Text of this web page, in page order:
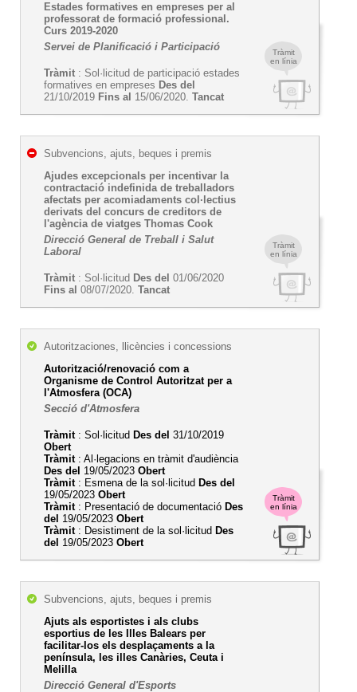
Tràmit
en línia
Estades formatives en empreses per al
professorat de formació professional.
Curs 2019-2020
Servei de Planificació i Participació
Tràmit : Sol·licitud de participació estades
formatives en empreses Des del
21/10/2019 Fins al 15/06/2020. Tancat
Tràmit
en línia
Subvencions, ajuts, beques i premis
Ajudes excepcionals per incentivar la
contractació indefinida de treballadors
afectats per acomiadaments col·lectius
derivats del concurs de creditors de
l'agència de viatges Thomas Cook
Direcció General de Treball i Salut
Laboral
Tràmit : Sol·licitud Des del 01/06/2020
Fins al 08/07/2020. Tancat
Tràmit
en línia
Autoritzaciones, llicències i concessions
Autorització/renovació com a
Organisme de Control Autoritzat per a
l'Atmosfera (OCA)
Secció d'Atmosfera
Tràmit: Sol·licitud Des del 31/10/2019
Obert
Tràmit: Al·legacions en tràmit d'audiència
Des del 19/05/2023 Obert
Tràmit: Esmena de la sol·licitud Des del
19/05/2023 Obert
Tràmit: Presentació de documentació Des
del 19/05/2023 Obert
Tràmit: Desistiment de la sol·licitud Des
del 19/05/2023 Obert
Subvencions, ajuts, beques i premis
Ajuts als esportistes i als clubs
esportius de les Illes Balears per
facilitar-los els desplaçaments a la
península, les illes Canàries, Ceuta i
Melilla
Direcció General d'Esports